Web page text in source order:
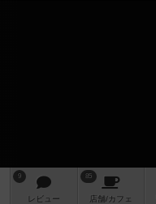
9
レビュー
85
店舗/カフェ